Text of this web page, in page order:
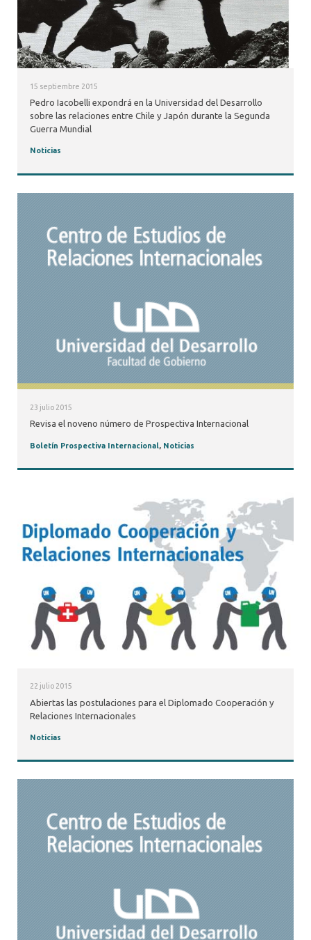
15 septiembre 2015
Pedro Iacobelli expondrá en la Universidad del Desarrollo
sobre las relaciones entre Chile y Japón durante la Segunda
Guerra Mundial
Noticias
23 julio 2015
Revisa el noveno número de Prospectiva Internacional
Boletín Prospectiva Internacional, Noticias
22 julio 2015
Abiertas las postulaciones para el Diplomado Cooperación y
Relaciones Internacionales
Noticias